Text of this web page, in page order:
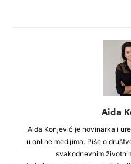
Aida
Aida Konjević je novinarka i
u online medijima. Piše o
svakodnevnim